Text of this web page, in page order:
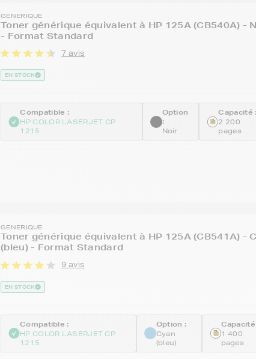
GENERIQUE
Toner générique équivalent à HP 125A (CB540A) -
- Format Standard
7 avis
EN STOCK
Compatible :
HP COLOR LASERJET CP
1215
Option
:
Noir
Capacité :
2 200
pages
GENERIQUE
Toner générique équivalent à HP 125A (CB541A) -
(bleu) - Format Standard
9 avis
EN STOCK
Compatible :
HP COLOR LASERJET CP
1215
Option :
Cyan
(bleu)
Capacité
1 400
pages